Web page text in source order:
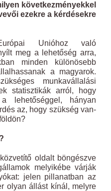
következményekkel
ezekre a kérdésekre
Unióhoz való
meg a lehetőség arra,
minden különösebb
a magyarok.
munkavállalási
statisztikák arról, hogy
lehetőséggel, hányan
az, hogy szükség van-
oldalt böngészve
melyikébe várják
jelen pillanatban az
olyan állást kínál, melyre